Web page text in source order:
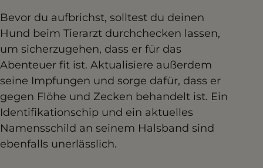
Bevor du aufbrichst, solltest du deinen
Hund beim Tierarzt durchchecken lassen,
um sicherzugehen, dass er für das
Abenteuer fit ist. Aktualisiere außerdem
seine Impfungen und sorge dafür, dass er
gegen Flöhe und Zecken behandelt ist. Ein
Identifikationschip und ein aktuelles
Namensschild an seinem Halsband sind
ebenfalls unerlässlich.